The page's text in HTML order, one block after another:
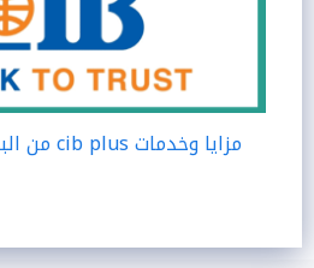
مزايا وخدمات cib plus من البنك التجاري الدولي